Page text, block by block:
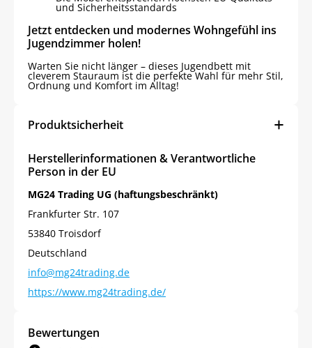
und Sicherheitsstandards
Jetzt entdecken und modernes Wohngefühl ins
Jugendzimmer holen!
Warten Sie nicht länger – dieses Jugendbett mit
cleverem Stauraum ist die perfekte Wahl für mehr Stil,
Ordnung und Komfort im Alltag!
Produktsicherheit
Herstellerinformationen & Verantwortliche
Person in der EU
MG24 Trading UG (haftungsbeschränkt)
Frankfurter Str. 107
53840 Troisdorf
Deutschland
info@mg24trading.de
https://www.mg24trading.de/
Bewertungen